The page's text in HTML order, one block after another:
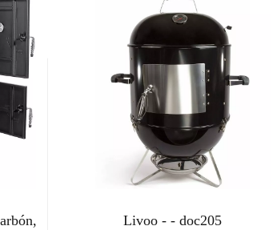
Livoo - - doc205